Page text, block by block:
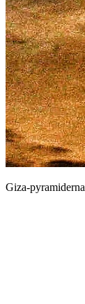
Giza-pyramiderna